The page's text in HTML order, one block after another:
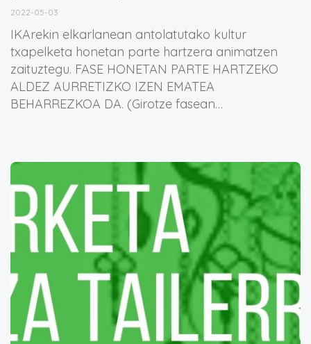
2022-05-03
IKArekin elkarlanean antolatutako kultur
txapelketa honetan parte hartzera animatzen
zaituztegu. FASE HONETAN PARTE HARTZEKO
ALDEZ AURRETIZKO IZEN EMATEA
BEHARREZKOA DA. (Girotze fasean…